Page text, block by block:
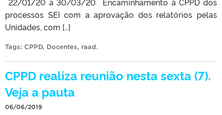
processos SEI com a aprovação dos relatórios pelas
Unidades, com […]
Tags: CPPD, Docentes, raad.
CPPD realiza reunião nesta sexta (7).
Veja a pauta
06/06/2019